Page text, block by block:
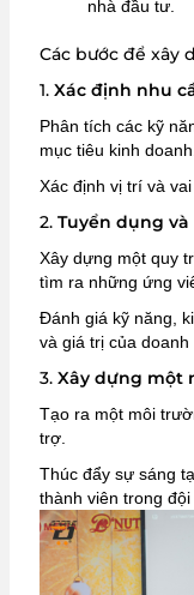
nhà đầu tư.
Các bước để xây
1. Xác định nhu
Phân tích các kỹ
mục tiêu kinh doanh.
Xác định vị trí và
2. Tuyển dụng và
Xây dựng một quy
tìm ra những ứng
Đánh giá kỹ năng,
và giá trị của doanh
3. Xây dựng một
Tạo ra một môi
trợ.
Thúc đẩy sự sáng
thành viên trong đội